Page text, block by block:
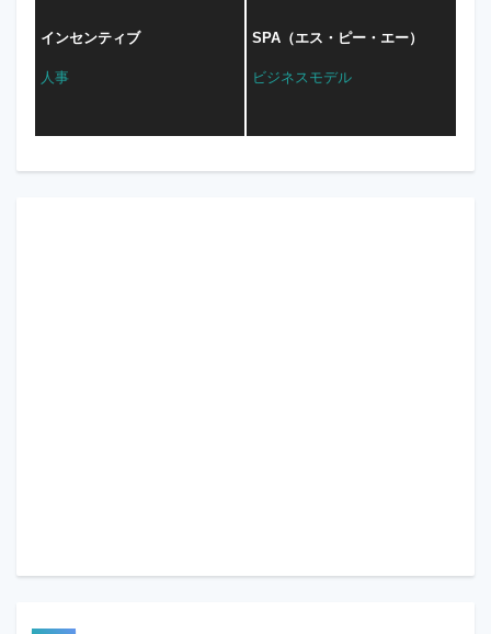
インセンティブ
人事
SPA（エス・ピー・エー）
ビジネスモデル